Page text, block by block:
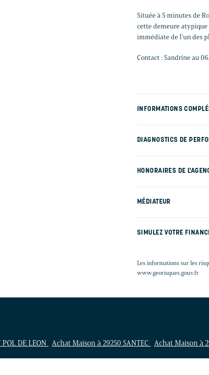
Située à 5 minutes de
cette demeure
immédiate de l’un des
Contact : Sandrine au
INFORMATIONS
DIAGNOSTICS DE
HONORAIRES DE
MÉDIATEUR
SIMULEZ VOTRE
Les informations sur les
www.georisques.gouv.fr
DE LEON Achat Maison à 29250 SANTEC Achat Maison à